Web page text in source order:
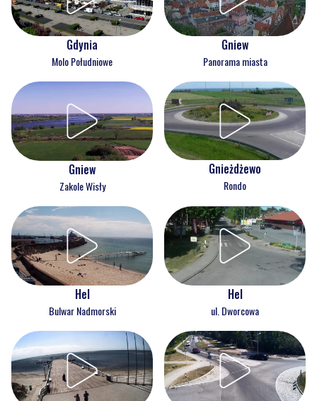
Gdynia
Molo Południowe
Gniew
Panorama miasta
Gniew
Zakole Wisły
Gnieżdżewo
Rondo
Hel
Bulwar Nadmorski
Hel
ul. Dworcowa